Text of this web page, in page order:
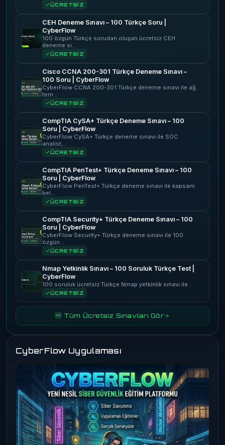
ÜCRETSİZ
CEH Deneme Sınavı – 100 Türkçe Soru |
CyberFlow
100 özgün Türkçe sorudan oluşan ücretsiz CEH
deneme sı…
ÜCRETSİZ
Cisco CCNA 200-301 Türkçe Deneme Sınavı –
100 Soru | CyberFlow
CyberFlow CCNA 200-301 Türkçe deneme sınavı ile ağ
tem…
ÜCRETSİZ
CompTIA CySA+ Türkçe Deneme Sınavı – 100
Soru | CyberFlow
CyberFlow CySA+ Türkçe deneme sınavı ile SOC
analist,…
ÜCRETSİZ
CompTIA PenTest+ Türkçe Deneme Sınavı – 100
Soru | CyberFlow
CyberFlow PenTest+ Türkçe deneme sınavı ile kapsam
bel…
ÜCRETSİZ
CompTIA Security+ Türkçe Deneme Sınavı – 100
Soru | CyberFlow
CyberFlow Security+ Türkçe deneme sınavı ile 100
özgün…
ÜCRETSİZ
Nmap Yetkinlik Sınavı – 100 Soruluk Türkçe Test |
CyberFlow
100 soruluk ücretsiz Türkçe Nmap yetkinlik sınavı ile…
ÜCRETSİZ
🆓 Tüm Ücretsiz Sınavları Gör
CyberFlow Uygulaması